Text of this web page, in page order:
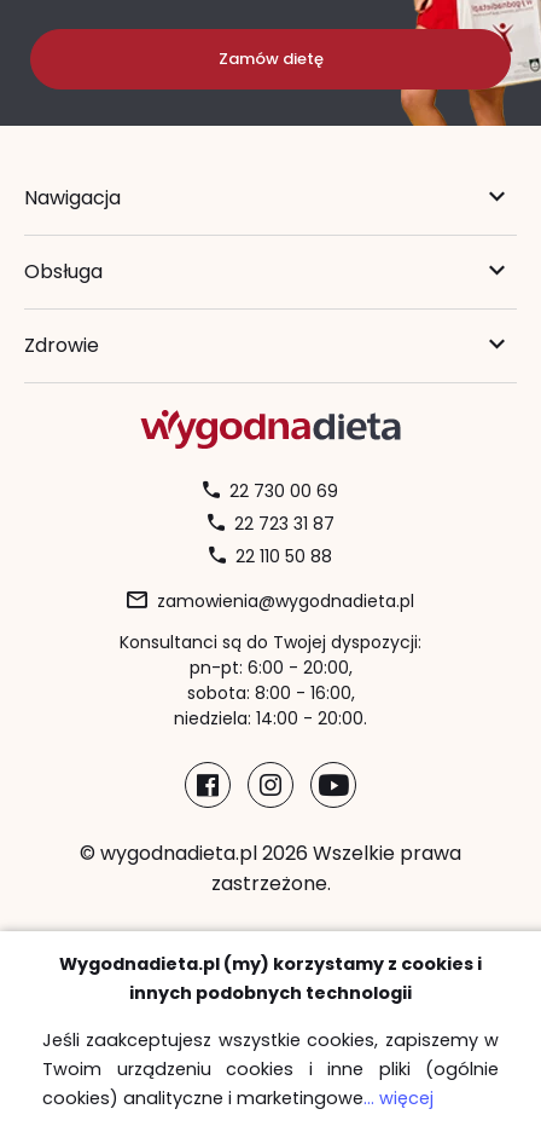
Zamów dietę
Nawigacja
Obsługa
Zdrowie
22 730 00 69
22 723 31 87
22 110 50 88
zamowienia@wygodnadieta.pl
Konsultanci są do Twojej dyspozycji:
pn-pt: 6:00 - 20:00,
sobota: 8:00 - 16:00,
niedziela: 14:00 - 20:00.
© wygodnadieta.pl 2026 Wszelkie prawa
zastrzeżone.
Metody płatności:
Strefy bezpłatnych dostaw
Wygodnadieta.pl (my) korzystamy z cookies i
innych podobnych technologii
Jeśli zaakceptujesz wszystkie cookies, zapiszemy w
Twoim urządzeniu cookies i inne pliki (ogólnie
cookies) analityczne i marketingowe... więcej